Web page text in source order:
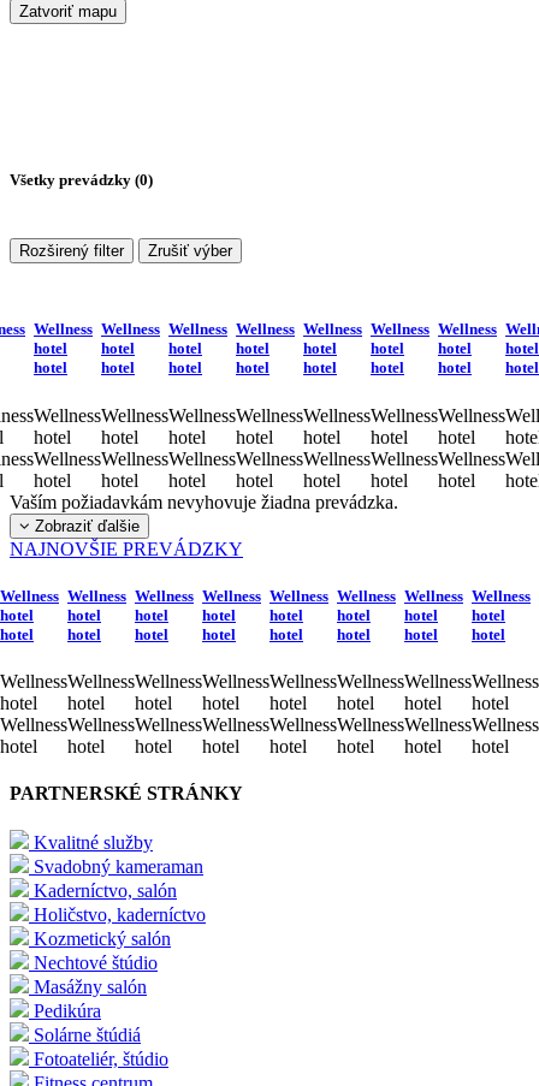
Zatvoriť mapu
Všetky prevádzky (0)
Rozširený filter Zrušiť výber
Wellness
hotel
hotel
Wellness
hotel
Wellness
hotel
Wellness
hotel
hotel
Wellness
hotel
Wellness
hotel
Wellness
hotel
hotel
Wellness
hotel
Wellness
hotel
Wellness
hotel
hotel
Wellness
hotel
Wellness
hotel
Wellness
hotel
hotel
Wellness
hotel
Wellness
hotel
Wellness
hotel
hotel
Wellness
hotel
Wellness
hotel
Wellness
hotel
hotel
Wellness
hotel
Wellness
hotel
hotel
hotel
Vaším požiadavkám nevyhovuje žiadna prevádzka.
Zobraziť ďalšie
NAJNOVŠIE PREVÁDZKY
Wellness
hotel
hotel
Wellness
hotel
Wellness
hotel
Wellness
hotel
hotel
Wellness
hotel
Wellness
hotel
Wellness
hotel
hotel
Wellness
hotel
Wellness
hotel
Wellness
hotel
hotel
Wellness
hotel
Wellness
hotel
Wellness
hotel
hotel
Wellness
hotel
Wellness
hotel
Wellness
hotel
hotel
Wellness
hotel
Wellness
hotel
Wellness
hotel
hotel
Wellness
hotel
Wellness
hotel
Wellness
hotel
hotel
Wellness
hotel
Wellness
hotel
PARTNERSKÉ STRÁNKY
Kvalitné služby
Svadobný kameraman
Kaderníctvo, salón
Holičstvo, kaderníctvo
Kozmetický salón
Nechtové štúdio
Masážny salón
Pedikúra
Solárne štúdiá
Fotoateliér, štúdio